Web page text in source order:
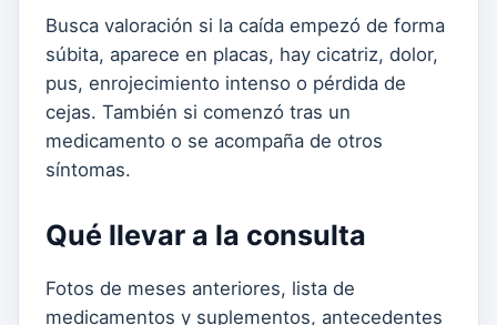
Busca valoración si la caída empezó de forma
súbita, aparece en placas, hay cicatriz, dolor,
pus, enrojecimiento intenso o pérdida de
cejas. También si comenzó tras un
medicamento o se acompaña de otros
síntomas.
Qué llevar a la consulta
Fotos de meses anteriores, lista de
medicamentos y suplementos, antecedentes